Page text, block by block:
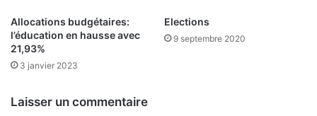
a
u
v
e
t
s
d
’
u
e
Allocations budgétaires:
l’éducation en hausse avec
21,93%
3 janvier 2023
Elections
9 septembre 2020
Laisser un commentaire